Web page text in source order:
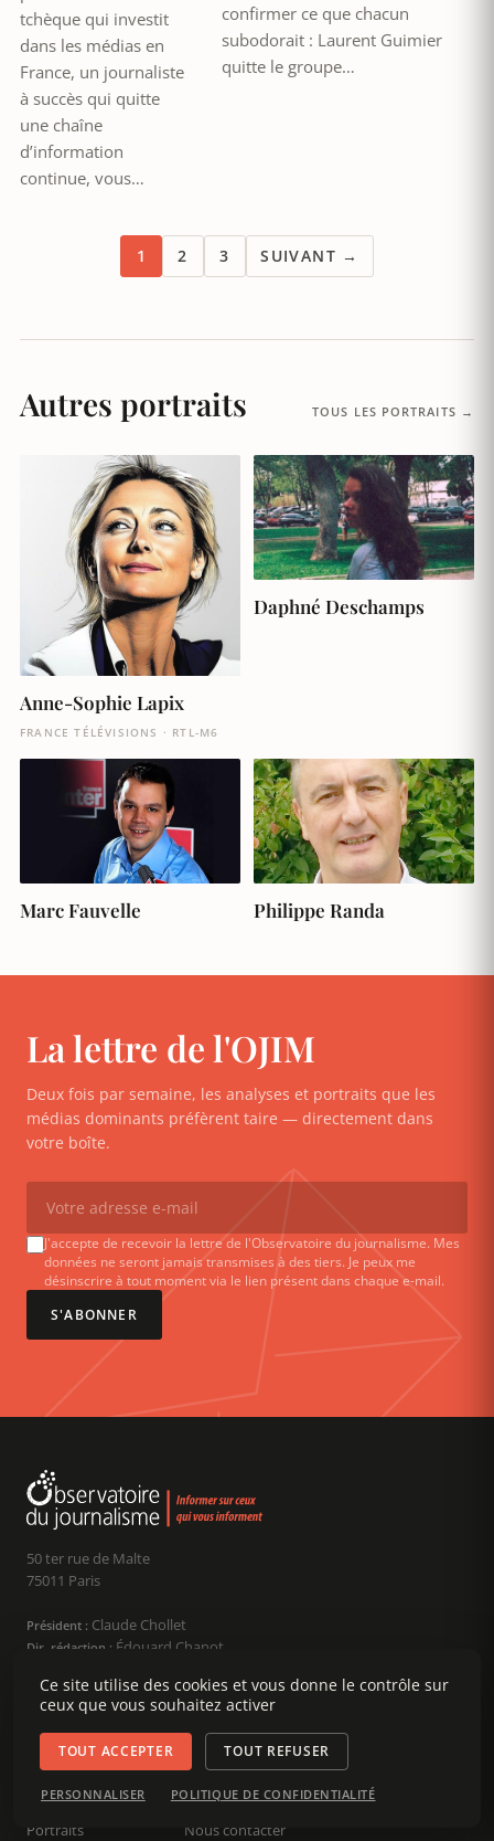
tchèque qui investit
dans les médias en
France, un journaliste
à succès qui quitte
une chaîne
d’information
continue, vous…
confirmer ce que chacun
subodorait : Laurent Guimier
quitte le groupe…
1 2 3 SUIVANT →
Autres portraits TOUS LES PORTRAITS →
Anne-Sophie Lapix
FRANCE TÉLÉVISIONS · RTL-M6
Daphné Deschamps
Marc Fauvelle Philippe Randa
La lettre de l'OJIM
Deux fois par semaine, les analyses et portraits que les
médias dominants préfèrent taire — directement dans
votre boîte.
J'accepte de recevoir la lettre de l'Observatoire du journalisme. Mes
données ne seront jamais transmises à des tiers. Je peux me
désinscrire à tout moment via le lien présent dans chaque e-mail.
S'ABONNER
50 ter rue de Malte
75011 Paris
Président : Claude Chollet
Dir. rédaction : Édouard Chanot
Décryptages
Dossiers
Portraits
Charte
Mentions légales
Nous contacter
Faire un don
Ce site utilise des cookies et vous donne le contrôle sur
ceux que vous souhaitez activer
TOUT ACCEPTER TOUT REFUSER
PERSONNALISER POLITIQUE DE CONFIDENTIALITÉ